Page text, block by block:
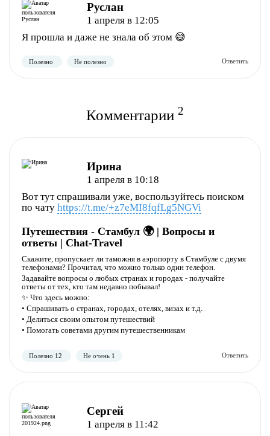
Полезно Не полезно
Полезно Не полезно
Руслан
1 апреля в 12:05
Я прошла и даже не знала об этом 😅
Комментарии 2
Ирина
1 апреля в 10:18
Вот тут спрашивали уже, воспользуйтесь поиском
по чату https://t.me/+z7eMI8fqfLg5NGVi
Путешествия - Стамбул 🌍 | Вопросы и
ответы | Chat-Travel
Скажите, пропускает ли таможня в аэропорту в Стамбуле с двумя
телефонами? Прочитал, что можно только один телефон.
Задавайте вопросы о любых странах и городах - получайте
ответы от тех, кто там недавно побывал!
✨ Что здесь можно:
• Спрашивать о странах, городах, отелях, визах и т.д.
• Делиться своим опытом путешествий
• Помогать советами другим путешественникам
Сергей
1 апреля в 11:42